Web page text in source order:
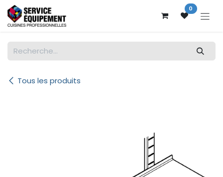
Se rendre au contenu 0
Tous les produits